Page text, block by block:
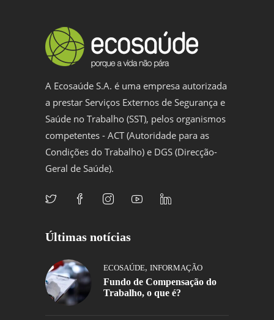
A Ecosaúde S.A. é uma empresa autorizada
a prestar Serviços Externos de Segurança e
Saúde no Trabalho (SST), pelos organismos
competentes - ACT (Autoridade para as
Condições do Trabalho) e DGS (Direcção-
Geral de Saúde).
Últimas notícias
ECOSAÚDE, INFORMAÇÃO
Fundo de Compensação do
Trabalho, o que é?